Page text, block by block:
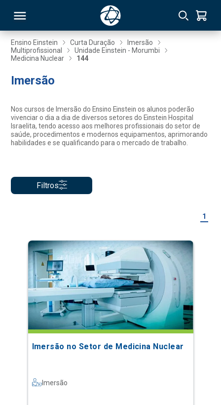
Ensino Einstein Curta Duração
Imersão
Multiprofissional
Unidade Einstein - Morumbi
Medicina Nuclear
144
Imersão
Nos cursos de Imersão do Ensino Einstein os alunos poderão
vivenciar o dia a dia de diversos setores do Einstein Hospital
Israelita, tendo acesso aos melhores profissionais do setor de
saúde, procedimentos e modernos equipamentos, aprimorando
habilidades e se qualificando para o mercado de trabalho.
Filtros
1
Imersão no Setor de Medicina Nuclear
Imersão